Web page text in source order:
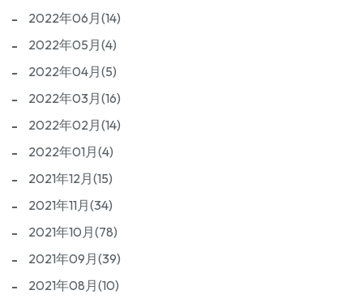
2022年06月(14)
2022年05月(4)
2022年04月(5)
2022年03月(16)
2022年02月(14)
2022年01月(4)
2021年12月(15)
2021年11月(34)
2021年10月(78)
2021年09月(39)
2021年08月(10)